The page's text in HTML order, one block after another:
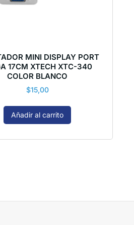
MINI DISPLAY PORT
17CM XTECH XTC-340
COLOR BLANCO
$15,00
Añadir al carrito